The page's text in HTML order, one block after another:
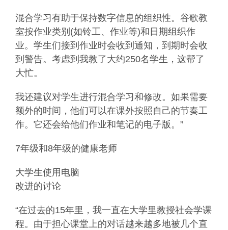
混合学习有助于保持数字信息的组织性。谷歌教
室按作业类别(如铃工、作业等)和日期组织作
业。学生们接到作业时会收到通知，到期时会收
到警告。考虑到我教了大约250名学生，这帮了
大忙。
我还建议对学生进行混合学习和修改。如果需要
额外的时间，他们可以在课外按照自己的节奏工
作。它还会给他们作业和笔记的电子版。”
7年级和8年级的健康老师
大学生使用电脑
改进的讨论
“在过去的15年里，我一直在大学里教授社会学课
程。由于担心课堂上的对话越来越多地被几个直